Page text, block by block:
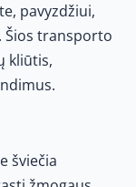
pavyzdžiui,
transporto
kliūtis,
šviečia